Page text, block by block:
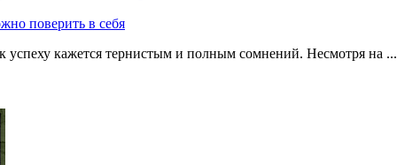
кажется тернистым и полным сомнений. Несмотря на ...